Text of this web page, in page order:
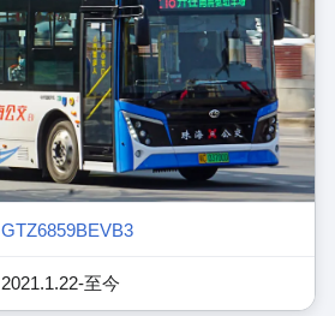
GTZ6859BEVB3
2021.1.22-至今